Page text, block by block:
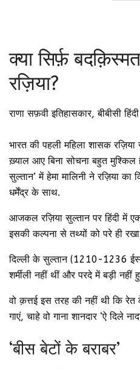
क्या सिर्फ़
रज़िया?
राणा सफ़वी इतिहासकार, बीबीसी
भारत की पहली महिला शासक रज़िया
ख़्याल आए बिना सोचना बहुत मुश्किल
सुल्तान’ में हेमा मालिनी ने रज़िया का
धर्मेंद्र के साथ.
आजकल रज़िया सुल्तान पर हिंदी में एक
इसकी कल्पना से तथ्यों को परे ही
दिल्ली के सुल्तान (1210-1236
शर्मीली नहीं थीं और परदे में बड़ी नहीं
वो क़त्तई इस तरह की नहीं थी कि
गाएं, चाहे वो गाना शानदार ‘ऐ दिले
‘बीस बेटों के बराबर’